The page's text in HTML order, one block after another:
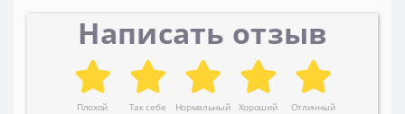
Написать отзыв
Плохой Так себе Нормальный Хороший Отличный